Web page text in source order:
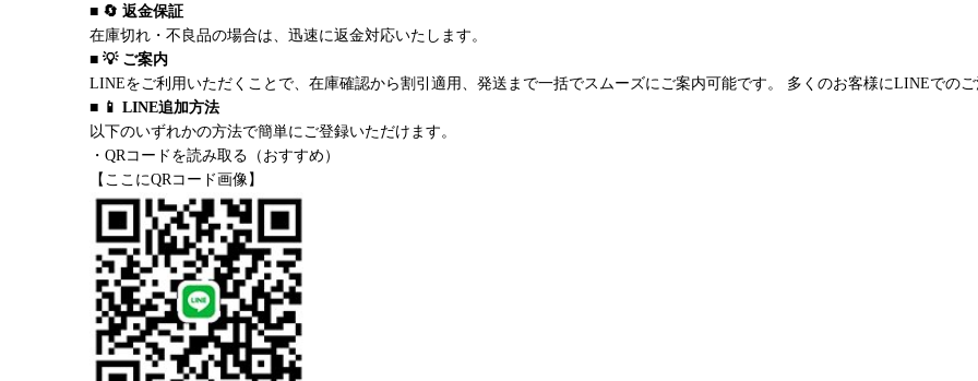
■ 🔄 返金保証
在庫切れ・不良品の場合は、迅速に返金対応いたします。
■ 💡 ご案内
LINEをご利用いただくことで、在庫確認から割引適用、発送まで一括でスムーズにご案内可能です。 多くのお客様にLINEでの
■ 📱 LINE追加方法
以下のいずれかの方法で簡単にご登録いただけます。
・QRコードを読み取る（おすすめ）
【ここにQRコード画像】